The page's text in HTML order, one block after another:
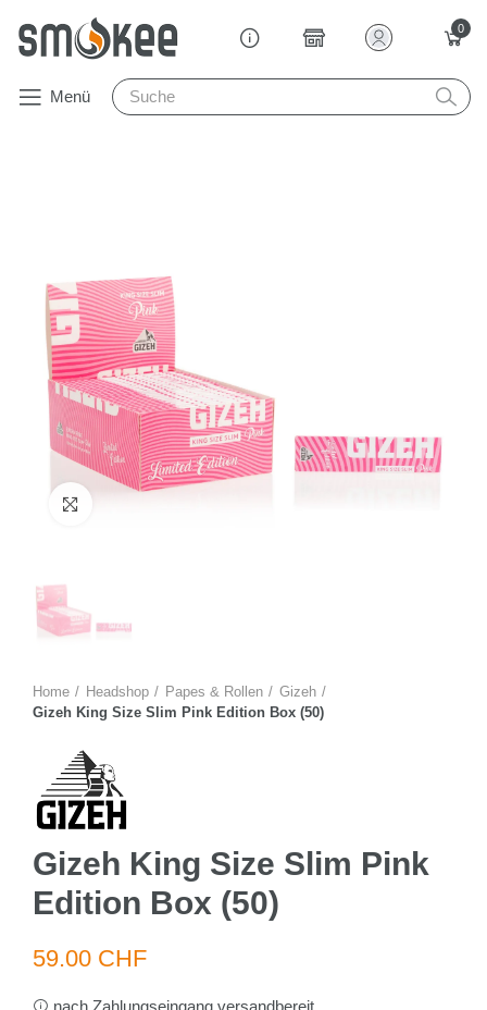
0
Menü
Home Headshop Papes & Rollen
Gizeh
Gizeh King Size Slim Pink Edition Box (50)
Gizeh King Size Slim Pink
Edition Box (50)
59.00 CHF
nach Zahlungseingang versandbereit